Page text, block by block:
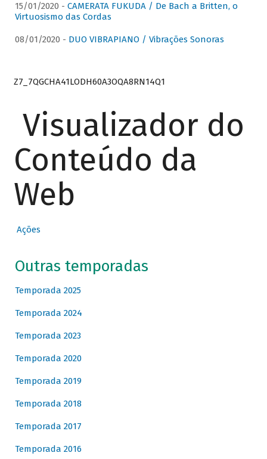
15/01/2020 - CAMERATA FUKUDA / De Bach a Britten, o
Virtuosismo das Cordas
08/01/2020 - DUO VIBRAPIANO / Vibrações Sonoras
Z7_7QGCHA41LODH60A3OQA8RN14Q1
Visualizador do
Conteúdo da
Web
Ações
Outras temporadas
Temporada 2025
Temporada 2024
Temporada 2023
Temporada 2020
Temporada 2019
Temporada 2018
Temporada 2017
Temporada 2016